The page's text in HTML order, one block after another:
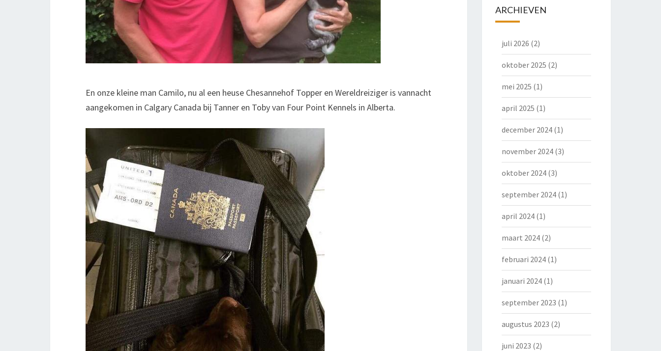
En onze kleine man Camilo, nu al een heuse Chesannehof Topper en Wereldreiziger is vannacht
aangekomen in Calgary Canada bij Tanner en Toby van Four Point Kennels in Alberta.
ARCHIEVEN
juli 2026 (2)
oktober 2025 (2)
mei 2025 (1)
april 2025 (1)
december 2024(1)
november 2024(3)
oktober 2024(3)
september 2024(1)
april 2024(1)
maart 2024(2)
februari 2024(1)
januari 2024(1)
september 2023 (1)
augustus 2023 (2)
juni 2023 (2)